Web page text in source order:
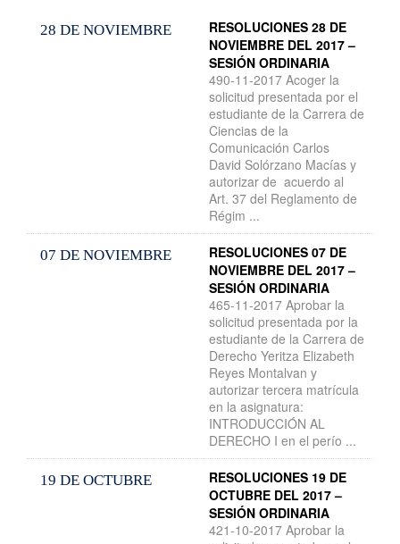
28 DE NOVIEMBRE
RESOLUCIONES 28 DE
NOVIEMBRE DEL 2017 –
SESIÓN ORDINARIA
490-11-2017 Acoger la
solicitud presentada por el
estudiante de la Carrera de
Ciencias de la
Comunicación Carlos
David Solórzano Macías y
autorizar de acuerdo al
Art. 37 del Reglamento de
Régim ...
07 DE NOVIEMBRE
RESOLUCIONES 07 DE
NOVIEMBRE DEL 2017 –
SESIÓN ORDINARIA
465-11-2017 Aprobar la
solicitud presentada por la
estudiante de la Carrera de
Derecho Yeritza Elizabeth
Reyes Montalvan y
autorizar tercera matrícula
en la asignatura:
INTRODUCCIÓN AL
DERECHO I en el perío ...
19 DE OCTUBRE
RESOLUCIONES 19 DE
OCTUBRE DEL 2017 –
SESIÓN ORDINARIA
421-10-2017 Aprobar la